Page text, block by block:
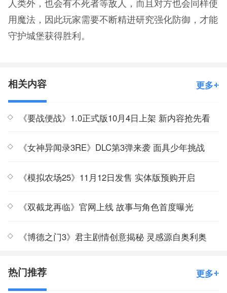
用魔法，因此玩家需要不断精进研究强化防御，才能
守护城堡获得胜利。
相关内容 更多
《要战便战》1.0正式版10月4日上架 新内容抢先看
《女神异闻录3RE》DLC第3弹来袭 面具少年挑战
《模拟农场25》11月12日发售 实体版预购开启
《双截龙再临》官网上线 故事与角色首度曝光
《博德之门3》君主剧情创意揭秘 灵感源自奥利奥
热门推荐 更多